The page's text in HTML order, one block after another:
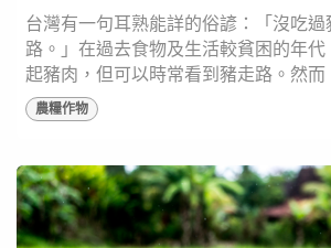
台灣有一句耳熟能詳的俗諺：「沒吃
路。」在過去食物及生活較貧困的年
起豬肉，但可以時常看到豬走路。然而
來越快，現在是吃豬肉的人多，看過豬
活帶來許多便利，但是與大自然接觸的
東西怎麼來！ 透過小農地，讓孩子了
子的學習中納入食農教育，例如：安
農糧作物